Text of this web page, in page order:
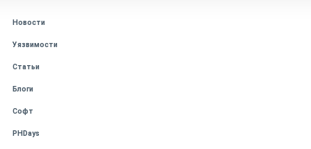
Новости
Уязвимости
Статьи
Блоги
Софт
PHDays